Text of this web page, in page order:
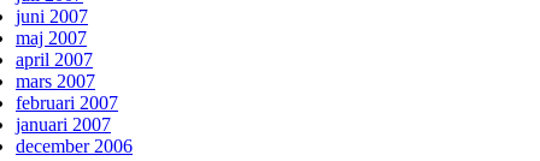
juni 2007
maj 2007
april 2007
mars 2007
februari 2007
januari 2007
december 2006